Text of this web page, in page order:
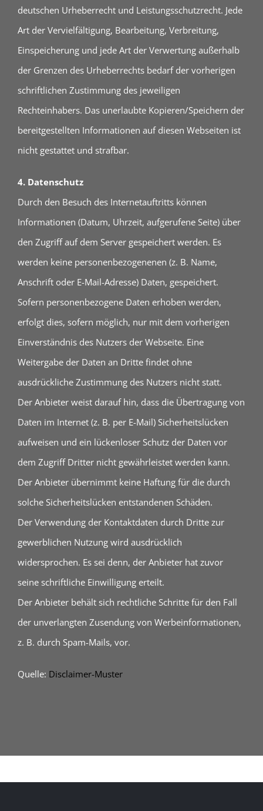
deutschen Urheberrecht und Leistungsschutzrecht. Jede
Art der Vervielfältigung, Bearbeitung, Verbreitung,
Einspeicherung und jede Art der Verwertung außerhalb
der Grenzen des Urheberrechts bedarf der vorherigen
schriftlichen Zustimmung des jeweiligen
Rechteinhabers. Das unerlaubte Kopieren/Speichern der
bereitgestellten Informationen auf diesen Webseiten ist
nicht gestattet und strafbar.
4. Datenschutz
Durch den Besuch des Internetauftritts können
Informationen (Datum, Uhrzeit, aufgerufene Seite) über
den Zugriff auf dem Server gespeichert werden. Es
werden keine personenbezogenenen (z. B. Name,
Anschrift oder E-Mail-Adresse) Daten, gespeichert.
Sofern personenbezogene Daten erhoben werden,
erfolgt dies, sofern möglich, nur mit dem vorherigen
Einverständnis des Nutzers der Webseite. Eine
Weitergabe der Daten an Dritte findet ohne
ausdrückliche Zustimmung des Nutzers nicht statt.
Der Anbieter weist darauf hin, dass die Übertragung von
Daten im Internet (z. B. per E-Mail) Sicherheitslücken
aufweisen und ein lückenloser Schutz der Daten vor
dem Zugriff Dritter nicht gewährleistet werden kann.
Der Anbieter übernimmt keine Haftung für die durch
solche Sicherheitslücken entstandenen Schäden.
Der Verwendung der Kontaktdaten durch Dritte zur
gewerblichen Nutzung wird ausdrücklich
widersprochen. Es sei denn, der Anbieter hat zuvor
seine schriftliche Einwilligung erteilt.
Der Anbieter behält sich rechtliche Schritte für den Fall
der unverlangten Zusendung von Werbeinformationen,
z. B. durch Spam-Mails, vor.
Quelle: Disclaimer-Muster